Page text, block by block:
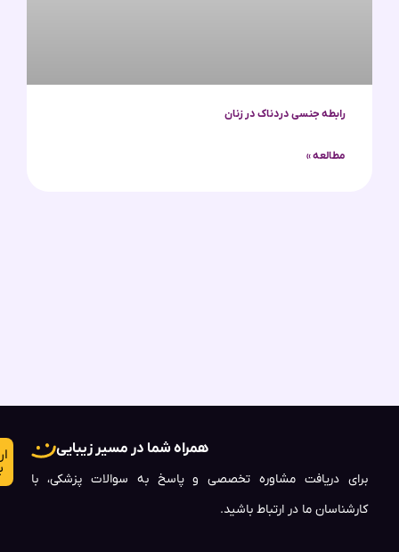
رابطه جنسی دردناک در زنان
مطالعه »
همراه شما در مسیر زیبایی
برای دریافت مشاوره تخصصی و پاسخ به سوالات پزشکی، با
کارشناسان ما در ارتباط باشید.